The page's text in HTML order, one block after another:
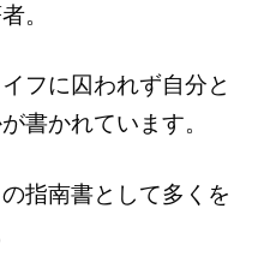
。
フに囚われず自分と
書かれています。
指南書として多くを